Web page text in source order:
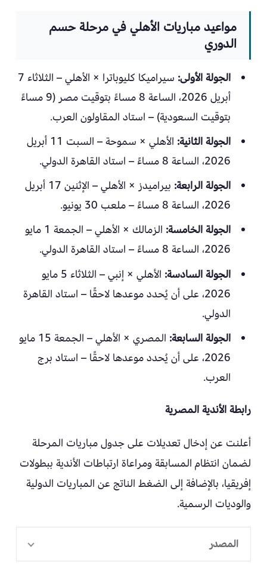
مواعيد مباريات الأهلي في مرحلة حسم
الدوري
الجولة الأولى:
سيراميكا كليوباترا × الأهلي – الثلاثاء 7
أبريل 2026، الساعة 8 مساءً بتوقيت مصر (9 مساءً
بتوقيت السعودية) – استاد المقاولون العرب.
الجولة الثانية:
الأهلي × سموحة – السبت 11 أبريل
2026، الساعة 8 مساءً – استاد القاهرة الدولي.
الجولة الرابعة:
بيراميدز × الأهلي – الإثنين 17 أبريل
2026، الساعة 8 مساءً – ملعب 30 يونيو.
الجولة الخامسة:
الزمالك × الأهلي – الجمعة 1 مايو
2026، الساعة 8 مساءً – استاد القاهرة الدولي.
الجولة السادسة:
الأهلي × إنبي – الثلاثاء 5 مايو
2026، على أن يُحدد موعدها لاحقًا – استاد القاهرة
الدولي.
الجولة السابعة:
المصري × الأهلي – الجمعة 15 مايو
2026، على أن يُحدد موعدها لاحقًا – استاد برج
العرب.
رابطة الأندية المصرية
أعلنت عن إدخال تعديلات على جدول مباريات المرحلة
لضمان انتظام المسابقة ومراعاة ارتباطات الأندية ببطولات
إفريقيا، بالإضافة إلى الضغط الناتج عن المباريات الدولية
والوديات الرسمية.
المصدر